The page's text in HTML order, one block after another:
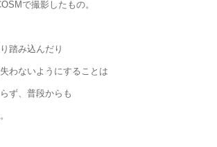
で撮影したもの。
踏み込んだり
わないようにすることは
ず、普段からも